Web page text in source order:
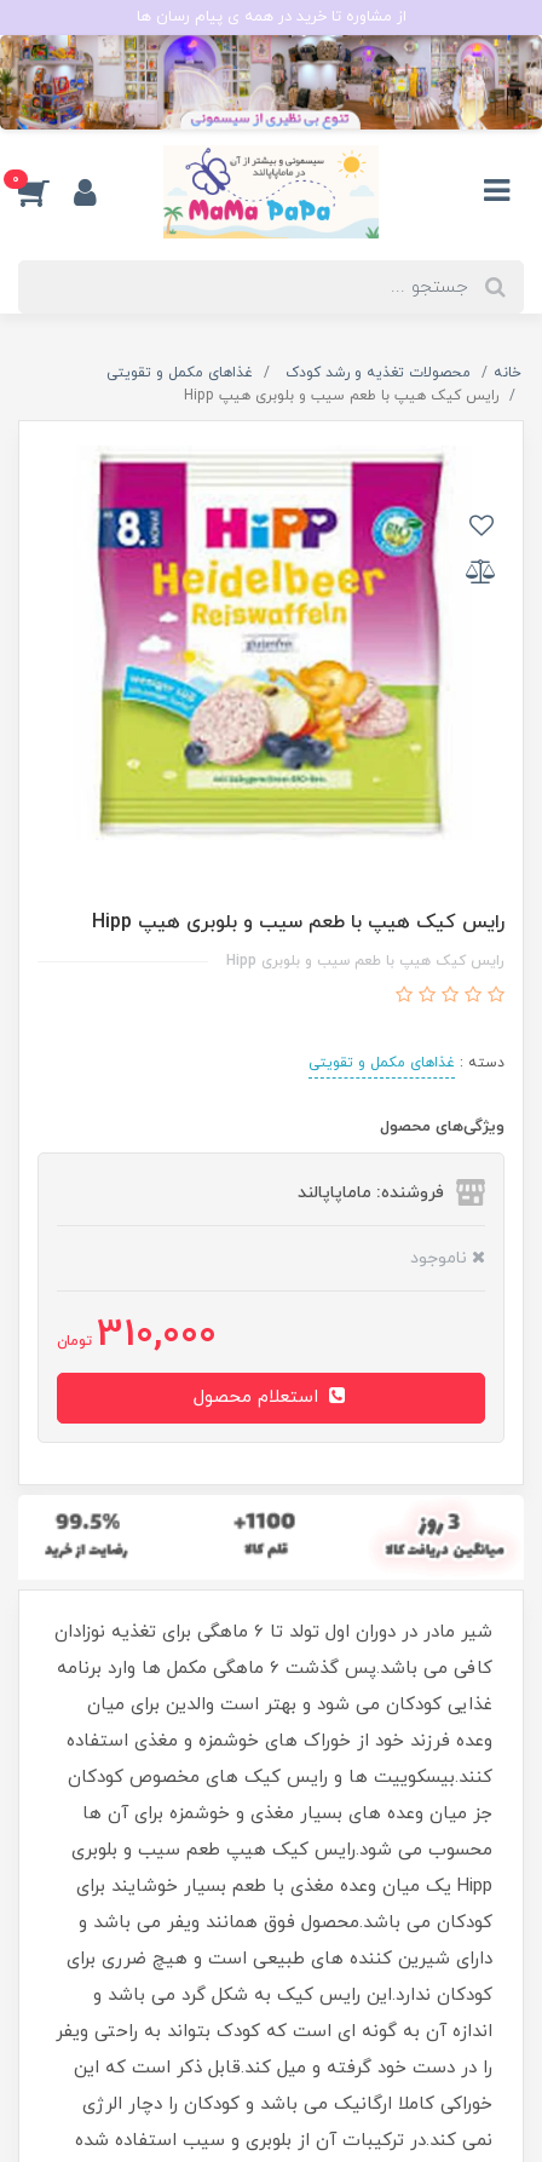
از مشاوره تا خرید در همه ی پیام رسان ها
0
خانه محصولات تغذیه و رشد کودک
غذاهای مکمل و تقویتی
رایس کیک هیپ با طعم سیب و بلوبری هیپ Hipp
رایس کیک هیپ با طعم سیب و بلوبری هیپ Hipp
رایس کیک هیپ با طعم سیب و بلوبری Hipp
دسته : غذاهای مکمل و تقویتی
ویژگی‌های محصول
فروشنده: ماماپاپالند
ناموجود
310,000 تومان
شیر مادر در دوران اول تولد تا 6 ماهگی برای تغذیه نوزادان
کافی می باشد.پس گذشت 6 ماهگی مکمل ها وارد برنامه
غذایی کودکان می شود و بهتر است والدین برای میان
وعده فرزند خود از خوراک های خوشمزه و مغذی استفاده
کنند.بیسکوییت ها و رایس کیک های مخصوص کودکان
جز میان وعده های بسیار مغذی و خوشمزه برای آن ها
محسوب می شود.رایس کیک هیپ طعم سیب و بلوبری
Hipp یک میان وعده مغذی با طعم بسیار خوشایند برای
کودکان می باشد.محصول فوق همانند ویفر می باشد و
دارای شیرین کننده های طبیعی است و هیچ ضرری برای
کودکان ندارد.این رایس کیک به شکل گرد می باشد و
اندازه آن به گونه ای است که کودک بتواند به راحتی ویفر
را در دست خود گرفته و میل کند.قابل ذکر است که این
خوراکی کاملا ارگانیک می باشد و کودکان را دچار الرژی
نمی کند.در ترکیبات آن از بلوبری و سیب استفاده شده